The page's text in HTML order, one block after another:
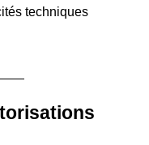
techniques